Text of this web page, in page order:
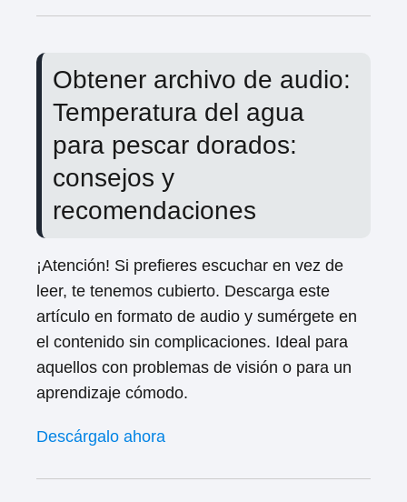
Obtener archivo de audio:
Temperatura del agua
para pescar dorados:
consejos y
recomendaciones
¡Atención! Si prefieres escuchar en vez de
leer, te tenemos cubierto. Descarga este
artículo en formato de audio y sumérgete en
el contenido sin complicaciones. Ideal para
aquellos con problemas de visión o para un
aprendizaje cómodo.
Descárgalo ahora